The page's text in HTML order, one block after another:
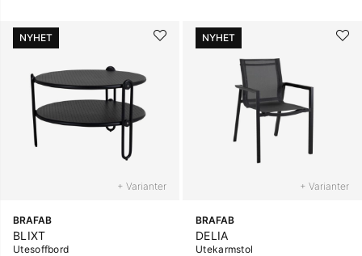
NYHET
+ Varianter
BRAFAB
BLIXT
Utesoffbord
NYHET
+ Varianter
BRAFAB
DELIA
Utekarmstol